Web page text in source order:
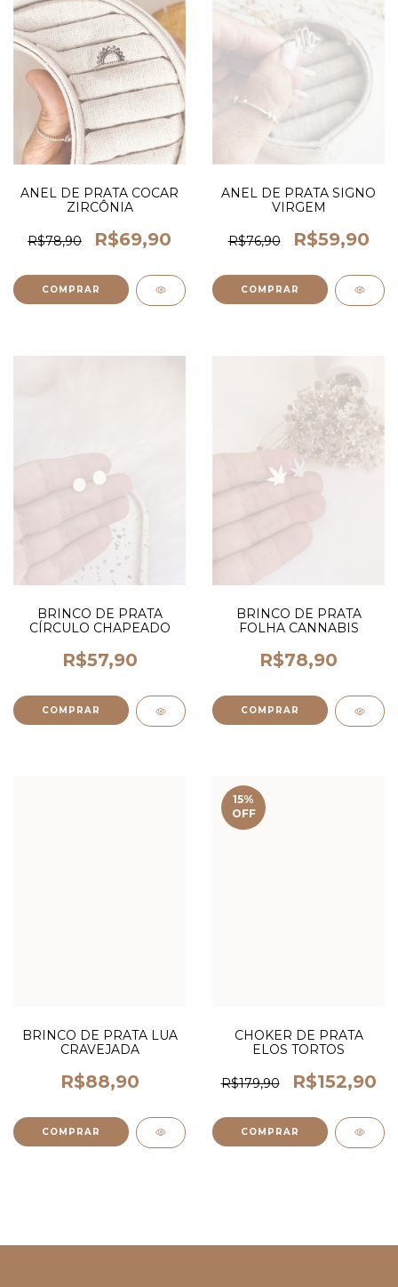
ANEL DE PRATA COCAR
ZIRCÔNIA
R$78,90 R$69,90
COMPRAR
ANEL DE PRATA SIGNO
VIRGEM
R$76,90 R$59,90
BRINCO DE PRATA
CÍRCULO CHAPEADO
R$57,90
BRINCO DE PRATA
FOLHA CANNABIS
R$78,90
BRINCO DE PRATA LUA
CRAVEJADA
R$88,90
15%
OFF
CHOKER DE PRATA
ELOS TORTOS
R$179,90 R$152,90